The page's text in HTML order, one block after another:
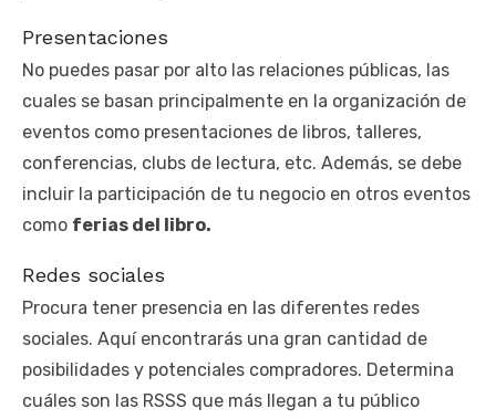
Presentaciones
No puedes pasar por alto las relaciones públicas, las
cuales se basan principalmente en la organización de
eventos como presentaciones de libros, talleres,
conferencias, clubs de lectura, etc. Además, se debe
incluir la participación de tu negocio en otros eventos
como ferias del libro.
Redes sociales
Procura tener presencia en las diferentes redes
sociales. Aquí encontrarás una gran cantidad de
posibilidades y potenciales compradores. Determina
cuáles son las RSSS que más llegan a tu público